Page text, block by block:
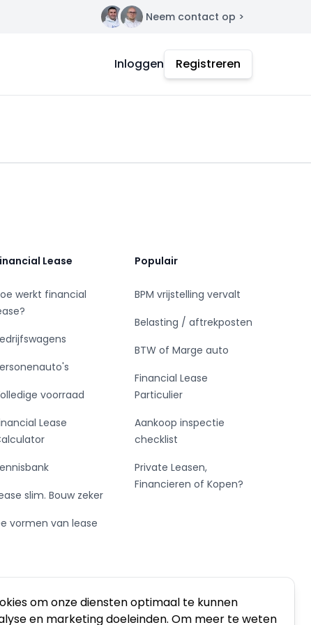
om onze diensten optimaal te kunnen
en marketing doeleinden. Om meer te weten
Contact Neem contact op >
Inloggen Registreren
Lease
werkt financial
voorraad
Lease
slim. Bouw zeker
vormen van lease
Populair
BPM vrijstelling vervalt
Belasting / aftrekposten
BTW of Marge auto
Financial Lease
Particulier
Aankoop inspectie
checklist
Private Leasen,
Financieren of Kopen?